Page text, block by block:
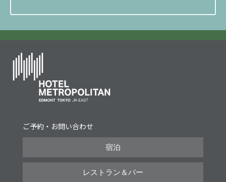
ご予約・お問い合わせ
宿泊
レストラン＆バー